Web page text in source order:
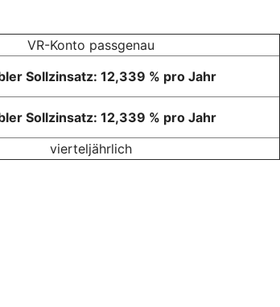
VR-Konto passgenau
Sollzinsatz: 12,339 % pro Jahr
Sollzinsatz: 12,339 % pro Jahr
vierteljährlich